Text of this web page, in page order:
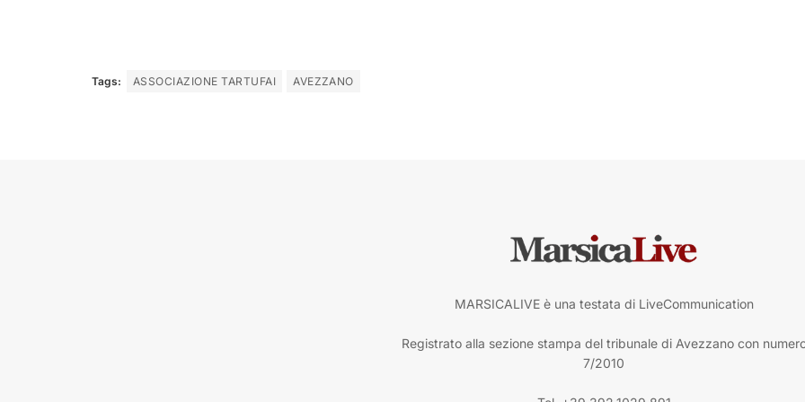
Tags: ASSOCIAZIONE TARTUFAI AVEZZANO
MARSICALIVE è una testata di LiveCommunication
Registrato alla sezione stampa del tribunale di Avezzano con
7/2010